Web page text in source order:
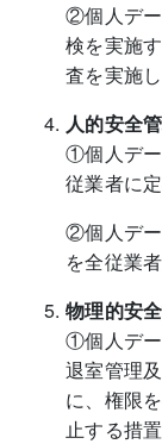
②個人デー
検を実施
査を実施
人的安全
①個人デー
従業者に
②個人デー
を全従業
物理的安
①個人デー
退室管理
に、権限
止する措